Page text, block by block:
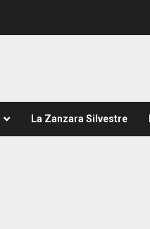
La Zanzara Silvestre